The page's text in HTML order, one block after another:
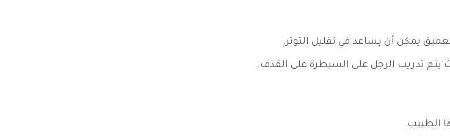
يمكن أن يساعد في تقليل التوتر.
يتم تدريب الرجل على السيطرة على القذف.
الطبيب.